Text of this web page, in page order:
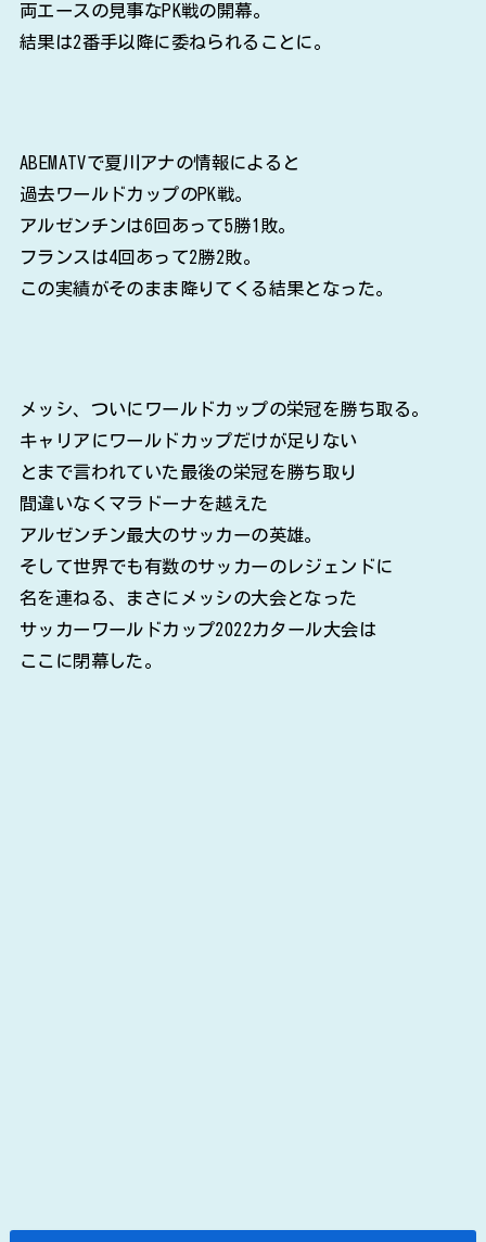
両エースの見事なPK戦の開幕。
結果は2番手以降に委ねられることに。
ABEMATVで夏川アナの情報によると
過去ワールドカップのPK戦。
アルゼンチンは6回あって5勝1敗。
フランスは4回あって2勝2敗。
この実績がそのまま降りてくる結果となった。
メッシ、ついにワールドカップの栄冠を勝ち取る。
キャリアにワールドカップだけが足りない
とまで言われていた最後の栄冠を勝ち取り
間違いなくマラドーナを越えた
アルゼンチン最大のサッカーの英雄。
そして世界でも有数のサッカーのレジェンドに
名を連ねる、まさにメッシの大会となった
サッカーワールドカップ2022カタール大会は
ここに閉幕した。